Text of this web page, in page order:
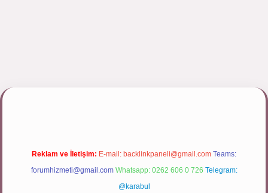
https://tulipbett.net/
Reklam ve İletişim: E-mail: backlinkpaneli@gmail.com Teams:
forumhizmeti@gmail.com Whatsapp: 0262 606 0 726 Telegram:
@karabul